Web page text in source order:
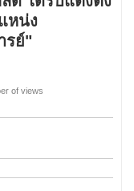
หน่ง
รย์"
of views